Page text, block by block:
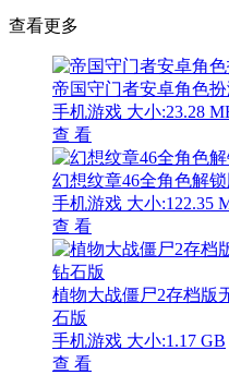
查看更多
帝国守门者安卓角色
手机游戏 大小:23.28
查 看
幻想纹章46全角色解
手机游戏 大小:122.35
查 看
植物大战僵尸2存档版
石版
手机游戏 大小:1.17 GB
查 看